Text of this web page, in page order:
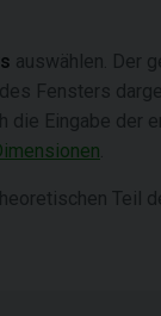
auswählen. Der
Fensters
die Eingabe der
Teil